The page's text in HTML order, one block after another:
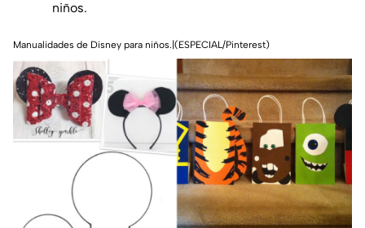
niños.
Manualidades de Disney para niños.|(ESPECIAL/Pinterest)